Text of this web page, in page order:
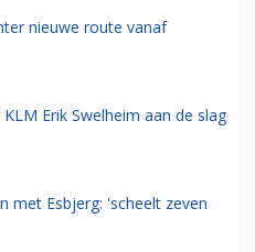
nieuwe route vanaf
Erik Swelheim aan de slag
met Esbjerg: 'scheelt zeven